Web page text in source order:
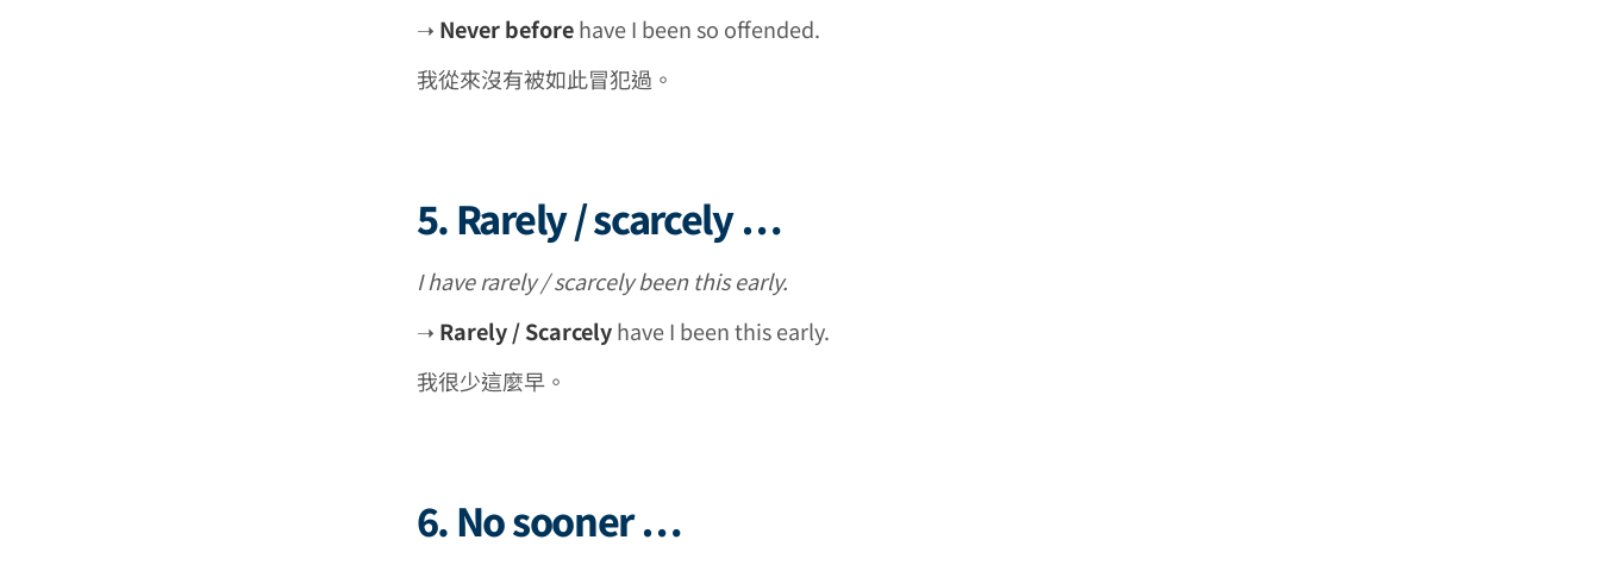
➝ Never beforehave I been so offended.
我從來沒有被如此冒犯過。
5. Rarely / scarcely …
I have rarely / scarcely been this early.
➝ Rarely / Scarcelyhave I been this early.
我很少這麼早。
6. No sooner …